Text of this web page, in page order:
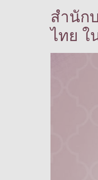
สำนัก
ไทย ใ